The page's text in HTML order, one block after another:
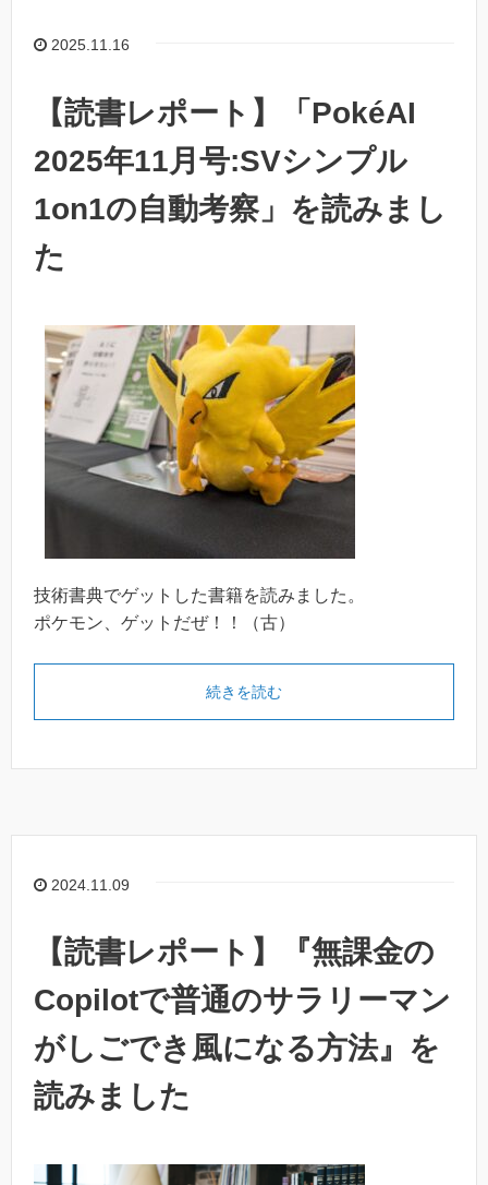
2025.11.16
【読書レポート】「PokéAI
2025年11月号:SVシンプル
1on1の自動考察」を読みまし
た
技術書典でゲットした書籍を読みました。
ポケモン、ゲットだぜ！！（古）
続きを読む
2024.11.09
【読書レポート】『無課⾦の
Copilotで普通のサラリーマン
がしごでき⾵になる⽅法』を
読みました